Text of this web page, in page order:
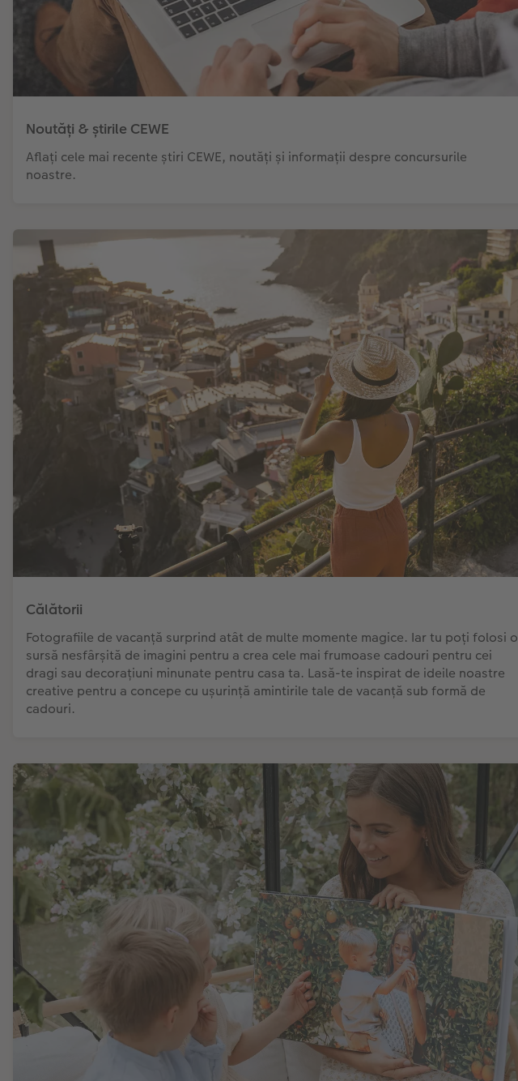
Noutăți & știrile CEWE
Aflați cele mai recente știri CEWE, noutăți și informații despre concursurile
noastre.
Călătorii
Fotografiile de vacanță surprind atât de multe momente magice. Iar tu poți folosi o
sursă nesfârșită de imagini pentru a crea cele mai frumoase cadouri pentru cei
dragi sau decorațiuni minunate pentru casa ta. Lasă-te inspirat de ideile noastre
creative pentru a concepe cu ușurință amintirile tale de vacanță sub formă de
cadouri.